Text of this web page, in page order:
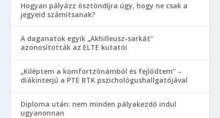
Hogyan pályázz ösztöndíjra úgy, hogy ne csak a
jegyeid számítsanak?
A daganatok egyik „Akhilleusz-sarkát”
azonosították az ELTE kutatói
„Kiléptem a komfortzónámból és fejlődtem” –
diákinterjú a PTE BTK pszichológushallgatójával
Diploma után: nem minden pályakezdő indul
ugyanonnan